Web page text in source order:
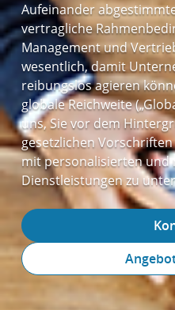
Aufeinander
vertragliche
Management und
wesentlich, damit
reibungslos agieren
globale Reichweite
uns, Sie vor dem
gesetzlichen
mit personalisierten und
Dienstleistungen zu